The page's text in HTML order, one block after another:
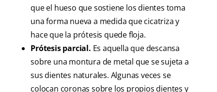
que el hueso que sostiene los dientes toma
una forma nueva a medida que cicatriza y
hace que la prótesis quede floja.
Prótesis parcial. Es aquella que descansa
sobre una montura de metal que se sujeta a
sus dientes naturales. Algunas veces se
colocan coronas sobre los propios dientes y